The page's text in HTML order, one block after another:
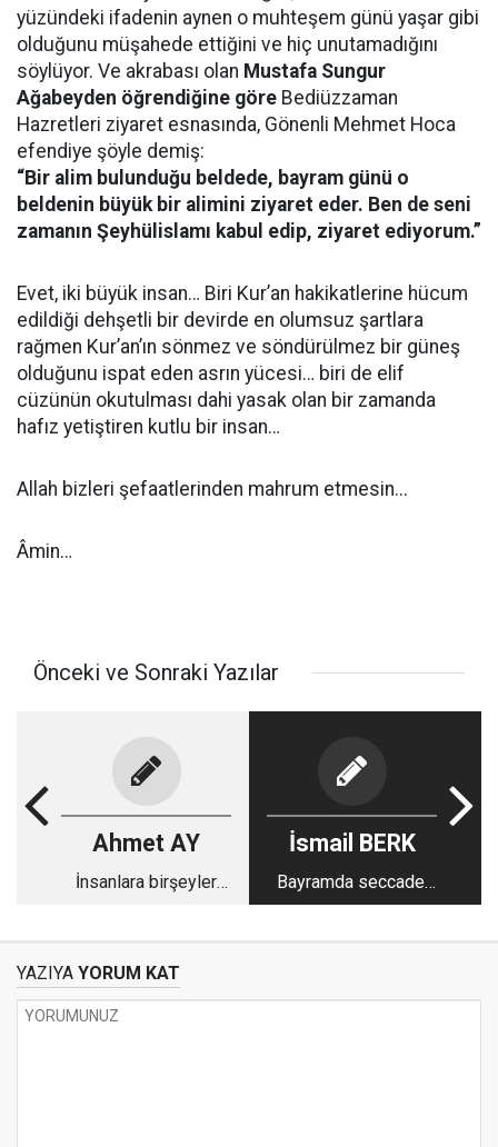
yüzündeki ifadenin aynen o muhteşem günü yaşar gibi
olduğunu müşahede ettiğini ve hiç unutamadığını
söylüyor. Ve akrabası olan Mustafa Sungur
Ağabeyden öğrendiğine göre Bediüzzaman
Hazretleri ziyaret esnasında, Gönenli Mehmet Hoca
efendiye şöyle demiş:
“Bir alim bulunduğu beldede, bayram günü o
beldenin büyük bir alimini ziyaret eder. Ben de seni
zamanın Şeyhülislamı kabul edip, ziyaret ediyorum.”
Evet, iki büyük insan… Biri Kur’an hakikatlerine hücum
edildiği dehşetli bir devirde en olumsuz şartlara
rağmen Kur’an’ın sönmez ve söndürülmez bir güneş
olduğunu ispat eden asrın yücesi… biri de elif
cüzünün okutulması dahi yasak olan bir zamanda
hafız yetiştiren kutlu bir insan…
Allah bizleri şefaatlerinden mahrum etmesin...
Âmin…
Önceki ve Sonraki Yazılar
Ahmet AY
İnsanlara birşeyler
sıkıntı
İsmail BERK
Bayramda seccade,
gül ve simit
YAZIYA YORUM KAT